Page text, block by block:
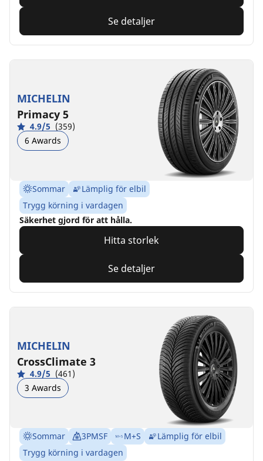
Se detaljer
MICHELIN
Primacy 5
4.9/5 (359)
6 Awards
Sommar
Lämplig för elbil
Trygg körning i vardagen
Säkerhet gjord för att hålla.
Hitta storlek
Se detaljer
MICHELIN
CrossClimate 3
4.9/5 (461)
3 Awards
Sommar 3PMSF M+S
Lämplig för elbil
Trygg körning i vardagen